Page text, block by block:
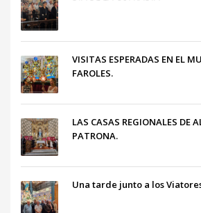
VISITAS ESPERADAS EN EL
FAROLES.
LAS CASAS REGIONALES DE
PATRONA.
Una tarde junto a los